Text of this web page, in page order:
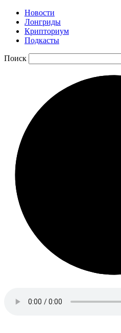
Новости
Лонгриды
Крипториум
Подкасты
Поиск